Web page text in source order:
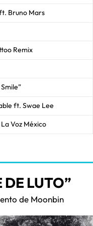
Bruno Mars
Remix
ft. Swae Lee
Voz México
DE LUTO”
de Moonbin